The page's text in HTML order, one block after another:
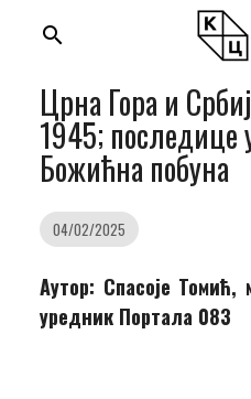
search
Црна Гора и
1945; последице
Божићна побуна
04/02/2025
Аутор: Спасоје Томић,
уредник Портала 083